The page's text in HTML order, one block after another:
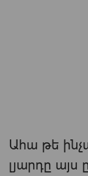
Ահա թե
լյարդը այս